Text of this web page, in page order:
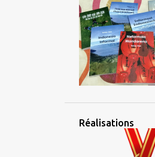
2024
décembre 2024
novembre 2024
octobre 2024
août 2024
juillet 2024
Réalisations